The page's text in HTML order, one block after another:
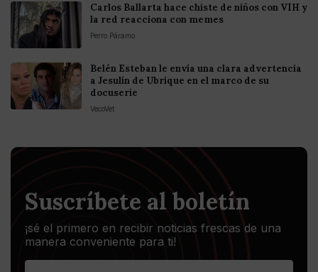
Carlos Ballarta hace chiste de niños con VIH y
la red reacciona con memes
Perro Páramo
Belén Esteban le envía una clara advertencia
a Jesulín de Ubrique en el marco de su
docuserie
VecoVet
Suscríbete al boletín
¡sé el primero en recibir noticias frescas de una
manera conveniente para ti!